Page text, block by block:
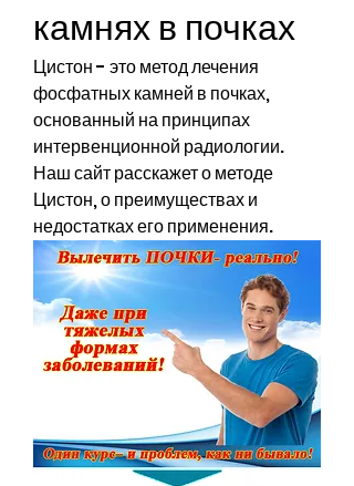
камнях в почках
Цистон - это метод лечения
фосфатных камней в почках,
основанный на принципах
интервенционной радиологии.
Наш сайт расскажет о методе
Цистон, о преимуществах и
недостатках его применения.